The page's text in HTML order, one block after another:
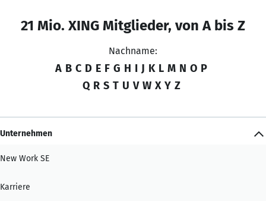
21 Mio. XING Mitglieder, von A bis Z
Nachname:
A B C D E F G H I J K L M N O P
Q R S T U V W X Y Z
Unternehmen
New Work SE
Karriere